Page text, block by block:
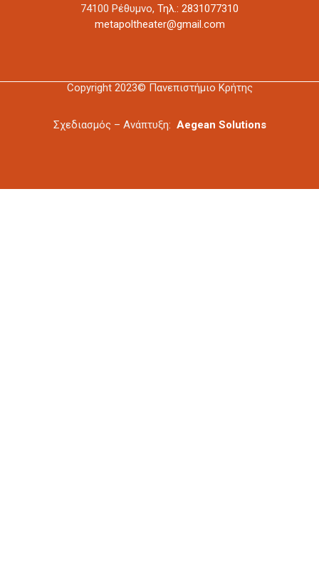
74100 Ρέθυμνο, Τηλ.: 2831077310
metapoltheater@gmail.com
Copyright 2023© Πανεπιστήμιο Κρήτης
Σχεδιασμός – Ανάπτυξη: Aegean Solutions